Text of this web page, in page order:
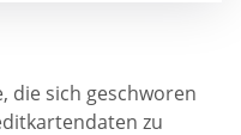
die sich geschworen
zu